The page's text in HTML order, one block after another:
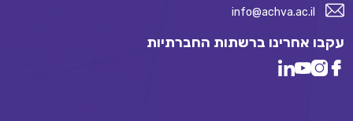
info@achva.ac.il
עקבו אחרינו ברשתות החברתיות